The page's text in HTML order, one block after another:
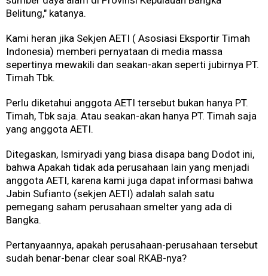
Belitung," katanya.
Kami heran jika Sekjen AETI ( Asosiasi Eksportir Timah
Indonesia) memberi pernyataan di media massa
sepertinya mewakili dan seakan-akan seperti jubirnya PT.
Timah Tbk.
Perlu diketahui anggota AETI tersebut bukan hanya PT.
Timah, Tbk saja. Atau seakan-akan hanya PT. Timah saja
yang anggota AETI.
Ditegaskan, Ismiryadi yang biasa disapa bang Dodot ini,
bahwa Apakah tidak ada perusahaan lain yang menjadi
anggota AETI, karena kami juga dapat informasi bahwa
Jabin Sufianto (sekjen AETI) adalah salah satu
pemegang saham perusahaan smelter yang ada di
Bangka.
Pertanyaannya, apakah perusahaan-perusahaan tersebut
sudah benar-benar clear soal RKAB-nya?